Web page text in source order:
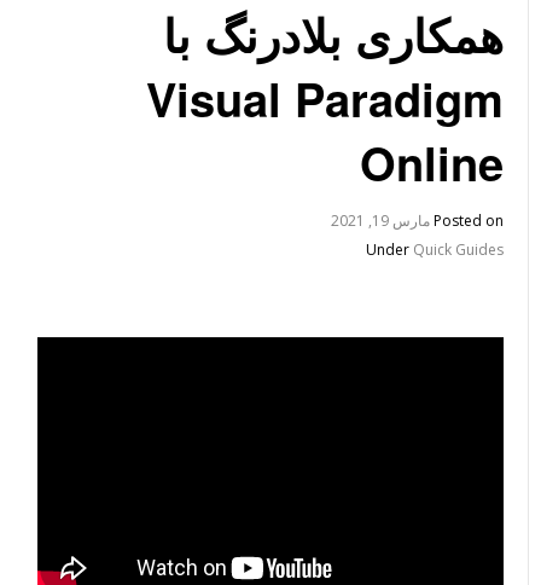
همکاری بلادرنگ با
Visual Paradigm
Online
Posted onمارس 19, 2021
UnderQuick Guides